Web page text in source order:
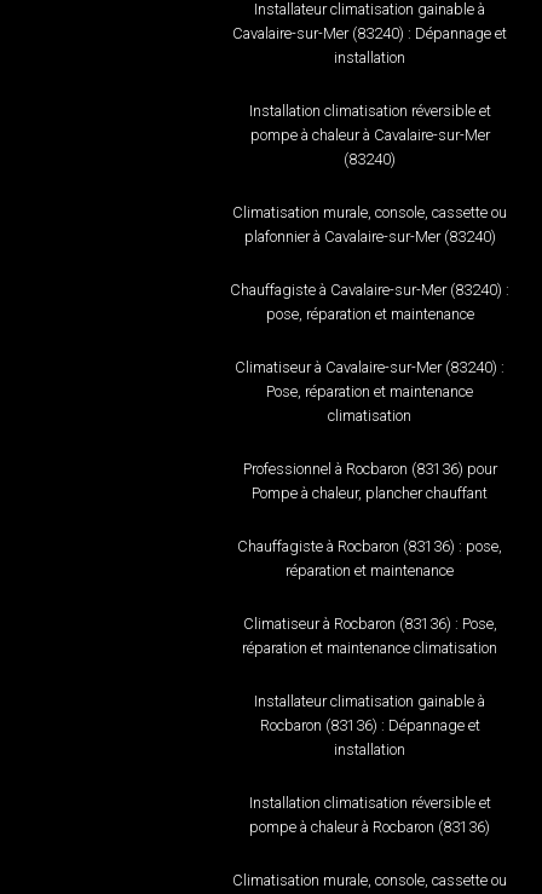
Installateur climatisation gainable à
Cavalaire-sur-Mer (83240) : Dépannage et
installation
Installation climatisation réversible et
pompe à chaleur à Cavalaire-sur-Mer
(83240)
Climatisation murale, console, cassette ou
plafonnier à Cavalaire-sur-Mer (83240)
Chauffagiste à Cavalaire-sur-Mer (83240) :
pose, réparation et maintenance
Climatiseur à Cavalaire-sur-Mer (83240) :
Pose, réparation et maintenance
climatisation
Professionnel à Rocbaron (83136) pour
Pompe à chaleur, plancher chauffant
Chauffagiste à Rocbaron (83136) : pose,
réparation et maintenance
Climatiseur à Rocbaron (83136) : Pose,
réparation et maintenance climatisation
Installateur climatisation gainable à
Rocbaron (83136) : Dépannage et
installation
Installation climatisation réversible et
pompe à chaleur à Rocbaron (83136)
Climatisation murale, console, cassette ou